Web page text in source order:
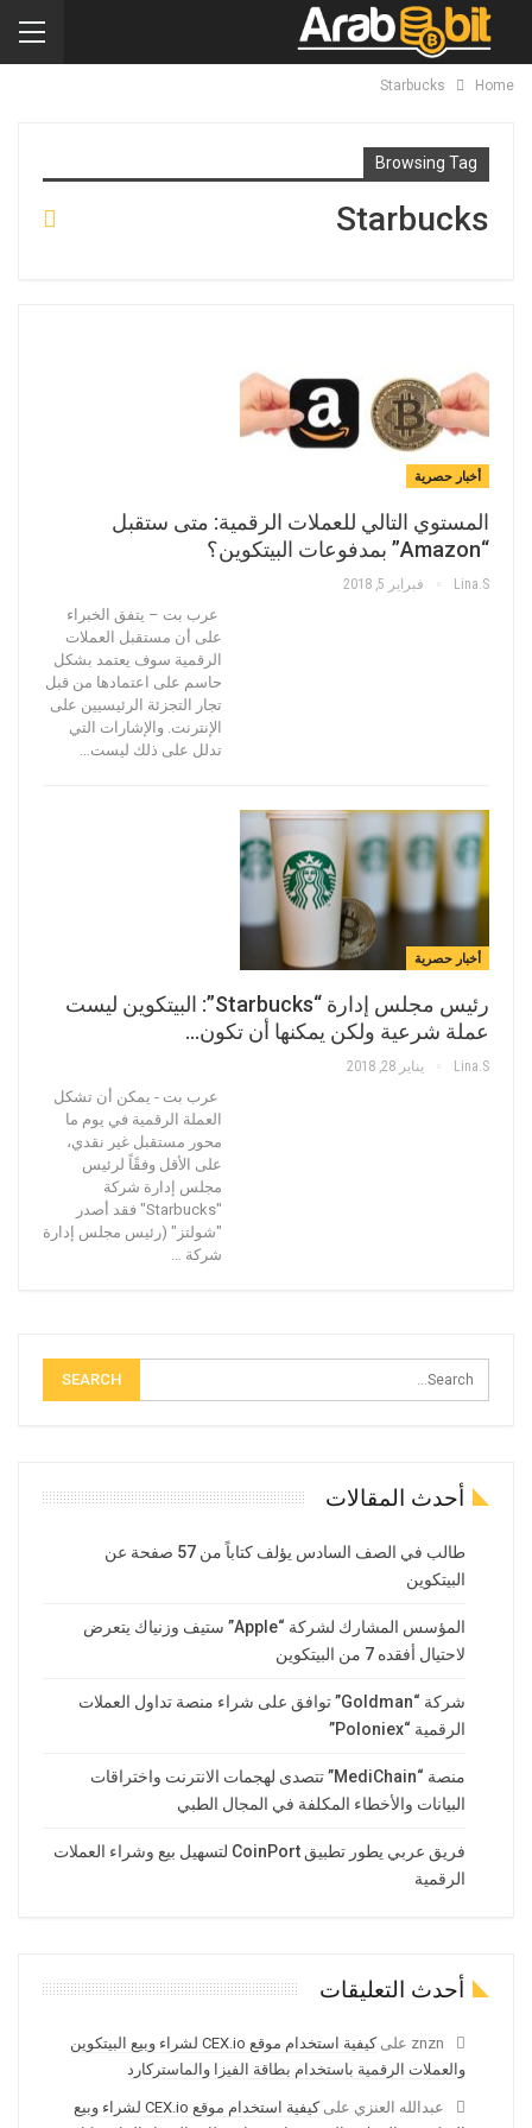
Home
Starbucks
Browsing Tag
Starbucks
أخبار حصرية
المستوي التالي للعملات الرقمية: متى ستقبل
“Amazon” بمدفوعات البيتكوين؟
Lina.s فبراير 5, 2018
عرب بت – يتفق الخبراء
على أن مستقبل العملات
الرقمية سوف يعتمد بشكل
حاسم على اعتمادها من قبل
تجار التجزئة الرئيسيين على
الإنترنت. والإشارات التي
تدلل على ذلك ليست…
أخبار حصرية
رئيس مجلس إدارة “Starbucks”: البيتكوين ليست
عملة شرعية ولكن يمكنها أن تكون…
Lina.s يناير 28, 2018
عرب بت - يمكن أن تشكل
العملة الرقمية في يوم ما
محور مستقبل غير نقدي،
على الأقل وفقًاً لرئيس
مجلس إدارة شركة
"Starbucks" فقد أصدر
"شولتز" (رئيس مجلس إدارة
شركة …
أحدث المقالات
طالب في الصف السادس يؤلف كتاباً من 57 صفحة عن
البيتكوين
المؤسس المشارك لشركة “Apple” ستيف وزنياك يتعرض
لاحتيال أفقده 7 من البيتكوين
شركة “Goldman” توافق على شراء منصة تداول العملات
الرقمية “Poloniex”
منصة “MediChain” تتصدى لهجمات الانترنت واختراقات
البيانات والأخطاء المكلفة في المجال الطبي
فريق عربي يطور تطبيق CoinPort لتسهيل بيع وشراء العملات
الرقمية
أحدث التعليقات
znzn على
كيفية استخدام موقع CEX.io لشراء وبيع البيتكوين
والعملات الرقمية باستخدام بطاقة الفيزا والماستركارد
عبدالله العنزي على
كيفية استخدام موقع CEX.io لشراء وبيع